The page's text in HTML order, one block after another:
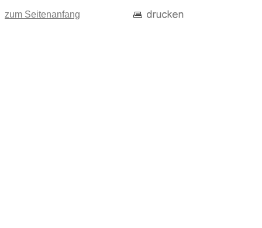
zum Seitenanfang